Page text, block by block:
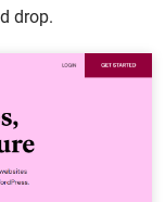
drop.